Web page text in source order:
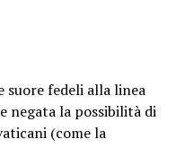
suore fedeli alla linea
negata la possibilità di
(come la